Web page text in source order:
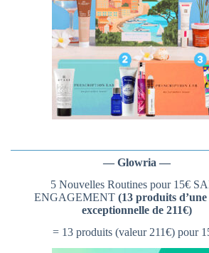
— Glowria —
5 Nouvelles Routines pour 15€
ENGAGEMENT (13 produits
exceptionnelle de 211€)
= 13 produits (valeur 211€) pour